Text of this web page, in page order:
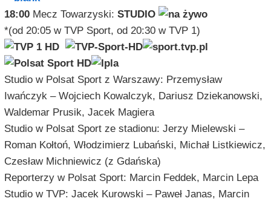
18:00 Mecz Towarzyski: STUDIO
*(od 20:05 w TVP Sport, od 20:30 w TVP 1)
Studio w Polsat Sport z Warszawy: Przemysław
Iwańczyk – Wojciech Kowalczyk, Dariusz Dziekanowski,
Waldemar Prusik, Jacek Magiera
Studio w Polsat Sport ze stadionu: Jerzy Mielewski –
Roman Kołtoń, Włodzimierz Lubański, Michał Listkiewicz,
Czesław Michniewicz (z Gdańska)
Reporterzy w Polsat Sport: Marcin Feddek, Marcin Lepa
Studio w TVP: Jacek Kurowski – Paweł Janas, Marcin